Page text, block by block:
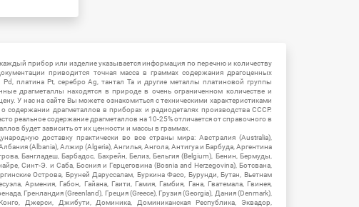
прибор или изделие указывается информация по перечню и количеству
приводится точная масса в граммах содержания драгоценных
платина Pt, серебро Ag, тантал Ta и другие металлы платиновой группы
драгметаллы находятся в природе в очень ограниченном количестве и
У нас на сайте Вы можете ознакомиться с техническими характеристиками
содержании драгметаллов в приборах и радиодеталях производства СССР.
реальное содержание драгметаллов на 10-25% отличается от справочного в
будет зависить от их ценности и массы в граммах.
доставку практически во все страны мира: Австралия (Australia),
(Albania), Алжир (Algeria), Ангилья, Ангола, Антигуа и Барбуда, Аргентина
Бангладеш, Барбадос, Бахрейн, Белиз, Бельгия (Belgium), Бенин, Бермуды,
Синт-Э. и Саба, Босния и Герцеговина (Bosnia and Herzegovina), Ботсвана,
Острова, Бруней Даруссалам, Буркина Фасо, Бурунди, Бутан, Вьетнам
Армения, Габон, Гайана, Гаити, Гамия, Гамбия, Гана, Гватемала, Гвинея,
Гренландия (Greenland), Греция (Greece), Грузия (Georgia), Дания (Denmark),
Джерси, Джибути, Доминика, Доминиканская Республика, Эквадор,